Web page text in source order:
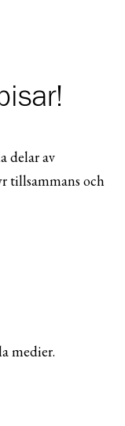
delar av
tillsammans och
medier.